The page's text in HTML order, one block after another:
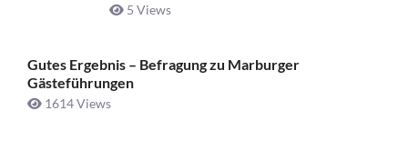
5 Views
Gutes Ergebnis – Befragung zu Marburger
Gästeführungen
1614 Views